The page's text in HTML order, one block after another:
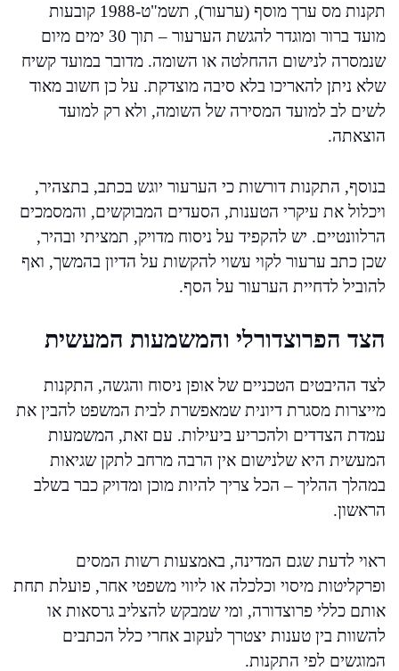
תקנות מס ערך מוסף (ערעור), תשמ"ט-1988 קובעות
מועד ברור ומוגדר להגשת הערעור – תוך 30 ימים מיום
שנמסרה לנישום ההחלטה או השומה. מדובר במועד קשיח
שלא ניתן להאריכו בלא סיבה מוצדקת. על כן חשוב מאוד
לשים לב למועד המסירה של השומה, ולא רק למועד
הוצאתה.
בנוסף, התקנות דורשות כי הערעור יוגש בכתב, בתצהיר,
ויכלול את עיקרי הטענות, הסעדים המבוקשים, והמסמכים
הרלוונטיים. יש להקפיד על ניסוח מדויק, תמציתי ובהיר,
שכן כתב ערעור לקוי עשוי להקשות על הדיון בהמשך, ואף
להוביל לדחיית הערעור על הסף.
הצד הפרוצדורלי והמשמעות המעשית
לצד ההיבטים הטכניים של אופן ניסוח והגשה, התקנות
מייצרות מסגרת דיונית שמאפשרת לבית המשפט להבין את
עמדת הצדדים ולהכריע ביעילות. עם זאת, המשמעות
המעשית היא שלנישום אין הרבה מרחב לתקן שגיאות
במהלך ההליך – הכל צריך להיות מוכן ומדויק כבר בשלב
הראשון.
ראוי לדעת שגם המדינה, באמצעות רשות המסים
ופרקליטות מיסוי וכלכלה או ליווי משפטי אחר, פועלת תחת
אותם כללי פרוצדורה, ומי שמבקש להצליב גרסאות או
להשוות בין טענות יצטרך לעקוב אחרי כלל הכתבים
המוגשים לפי התקנות.